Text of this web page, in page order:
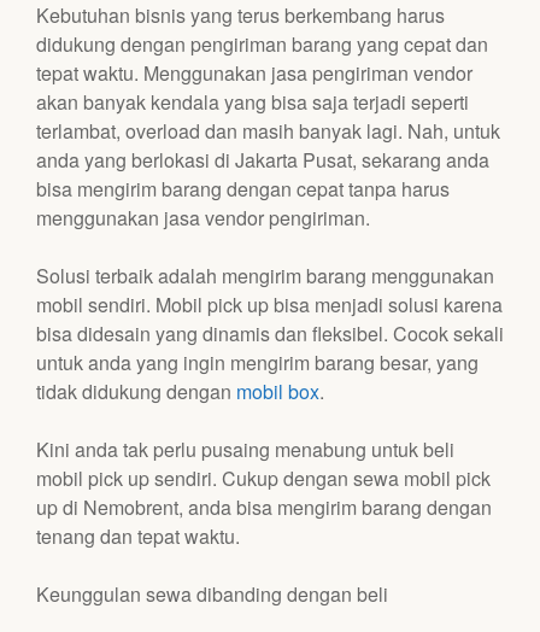
Kebutuhan bisnis yang terus berkembang harus
didukung dengan pengiriman barang yang cepat dan
tepat waktu. Menggunakan jasa pengiriman vendor
akan banyak kendala yang bisa saja terjadi seperti
terlambat, overload dan masih banyak lagi. Nah, untuk
anda yang berlokasi di Jakarta Pusat, sekarang anda
bisa mengirim barang dengan cepat tanpa harus
menggunakan jasa vendor pengiriman.
Solusi terbaik adalah mengirim barang menggunakan
mobil sendiri. Mobil pick up bisa menjadi solusi karena
bisa didesain yang dinamis dan fleksibel. Cocok sekali
untuk anda yang ingin mengirim barang besar, yang
tidak didukung dengan mobil box.
Kini anda tak perlu pusaing menabung untuk beli
mobil pick up sendiri. Cukup dengan sewa mobil pick
up di Nemobrent, anda bisa mengirim barang dengan
tenang dan tepat waktu.
Keunggulan sewa dibanding dengan beli